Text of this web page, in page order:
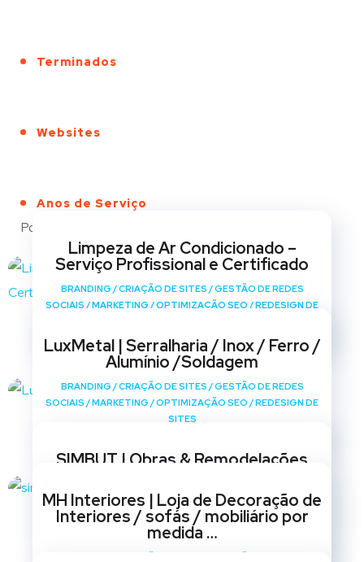
Terminados
Websites
Anos de Serviço
Portfólio
Limpeza de Ar Condicionado –
Serviço Profissional e Certificado
BRANDING /CRIAÇÃO DE SITES /GESTÃO DE REDES
SOCIAIS /MARKETING /OPTIMIZAÇÃO SEO /REDESIGN DE
LuxMetal | Serralharia / Inox / Ferro /
Alumínio /Soldagem
BRANDING /CRIAÇÃO DE SITES /GESTÃO DE REDES
SOCIAIS /MARKETING /OPTIMIZAÇÃO SEO /REDESIGN DE
SITES
SIMBUT | Obras & Remodelações
SOCIAIS /MARKETING OPTIMIZAÇÃO SEO/ REDESIGN DE
SITES
MH Interiores | Loja de Decoração de
Interiores / sofás / mobiliário por
medida …